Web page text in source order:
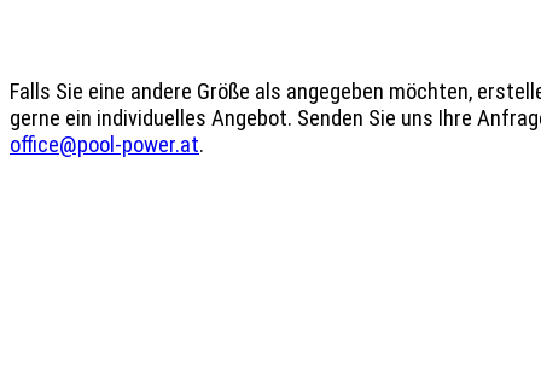
Falls Sie eine andere Größe als angegeben möchten,
office@pool-power.at.